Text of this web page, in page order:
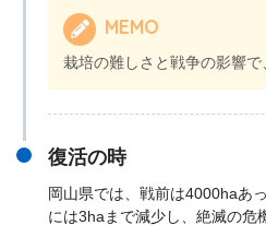
MEMO
栽培の難しさと戦争の影響で
復活の時
岡山県では、戦前は4000haあ
には3haまで減少し、絶滅の危